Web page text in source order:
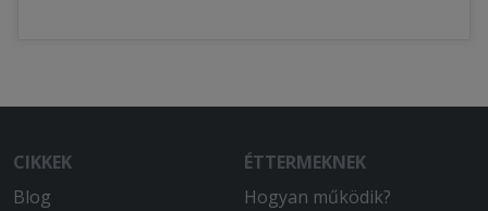
CIKKEK
Blog
ÉTTERMEKNEK
Hogyan működik?